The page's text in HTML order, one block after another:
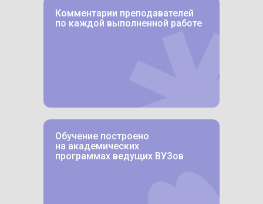
Комментарии преподавателей
по каждой выполненной работе
Обучение построено
на академических
программах ведущих ВУЗов